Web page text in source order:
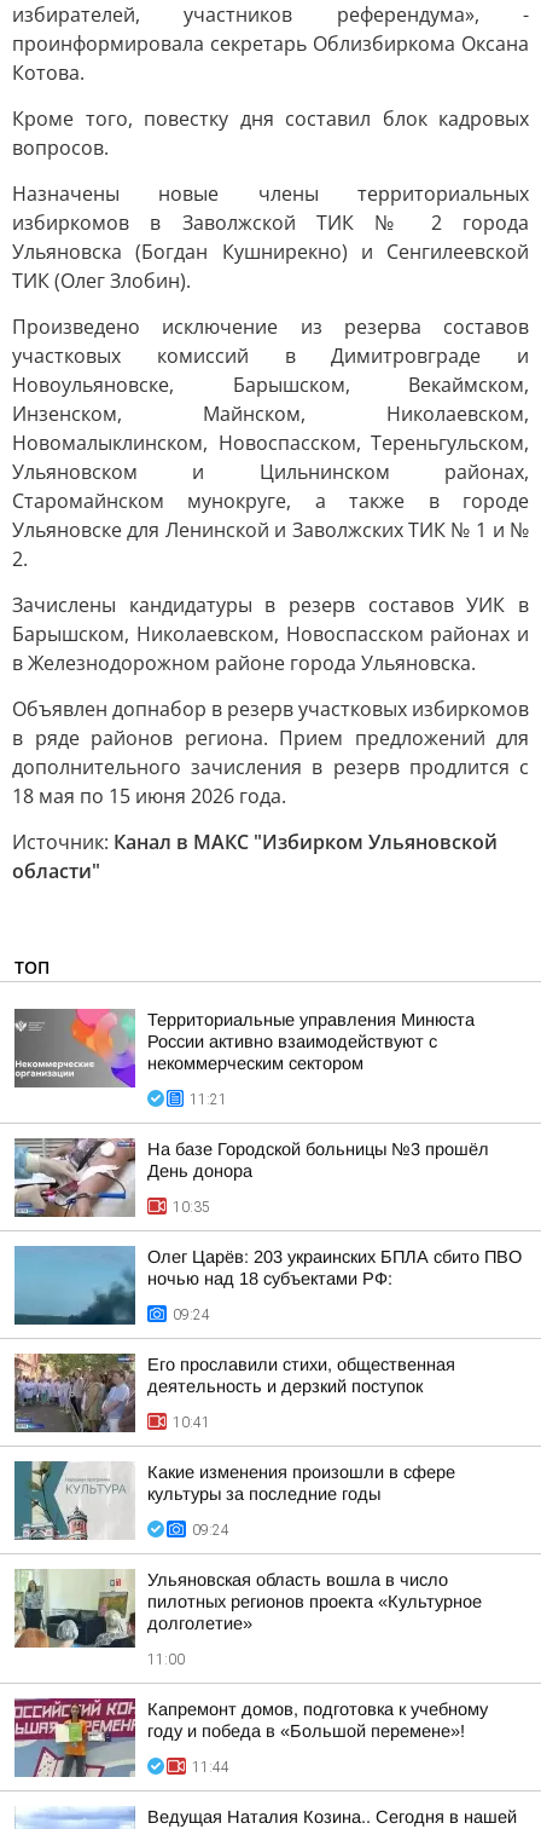
избирателей, участников референдума», -
проинформировала секретарь Облизбиркома Оксана
Котова.
Кроме того, повестку дня составил блок кадровых
вопросов.
Назначены новые члены территориальных
избиркомов в Заволжской ТИК № 2 города
Ульяновска (Богдан Кушнирекно) и Сенгилеевской
ТИК (Олег Злобин).
Произведено исключение из резерва составов
участковых комиссий в Димитровграде и
Новоульяновске, Барышском, Векаймском,
Инзенском, Майнском, Николаевском,
Новомалыклинском, Новоспасском, Тереньгульском,
Ульяновском и Цильнинском районах,
Старомайнском мунокруге, а также в городе
Ульяновске для Ленинской и Заволжских ТИК № 1 и №
2.
Зачислены кандидатуры в резерв составов УИК в
Барышском, Николаевском, Новоспасском районах и
в Железнодорожном районе города Ульяновска.
Объявлен допнабор в резерв участковых избиркомов
в ряде районов региона. Прием предложений для
дополнительного зачисления в резерв продлится с
18 мая по 15 июня 2026 года.
Источник: Канал в МАКС "Избирком Ульяновской
области"
ТОП
Территориальные управления Минюста
России активно взаимодействуют с
некоммерческим сектором
11:21
На базе Городской больницы №3 прошёл
День донора
10:35
Олег Царёв: 203 украинских БПЛА сбито ПВО
ночью над 18 субъектами РФ:
09:24
Его прославили стихи, общественная
деятельность и дерзкий поступок
10:41
Какие изменения произошли в сфере
культуры за последние годы
09:24
Ульяновская область вошла в число
пилотных регионов проекта «Культурное
долголетие»
11:00
Капремонт домов, подготовка к учебному
году и победа в «Большой перемене»!
11:44
Ведущая Наталия Козина.. Сегодня в нашей